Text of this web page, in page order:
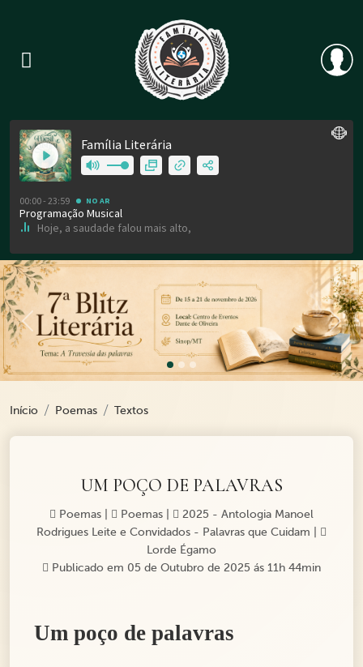
Previous
Início Poemas Textos
UM POÇO DE PALAVRAS
Poemas Poemas
2025 - Antologia Manoel
Rodrigues Leite e Convidados - Palavras que Cuidam
Lorde Égamo
Publicado em 05 de Outubro de 2025 ás 11h 44min
Um poço de palavras